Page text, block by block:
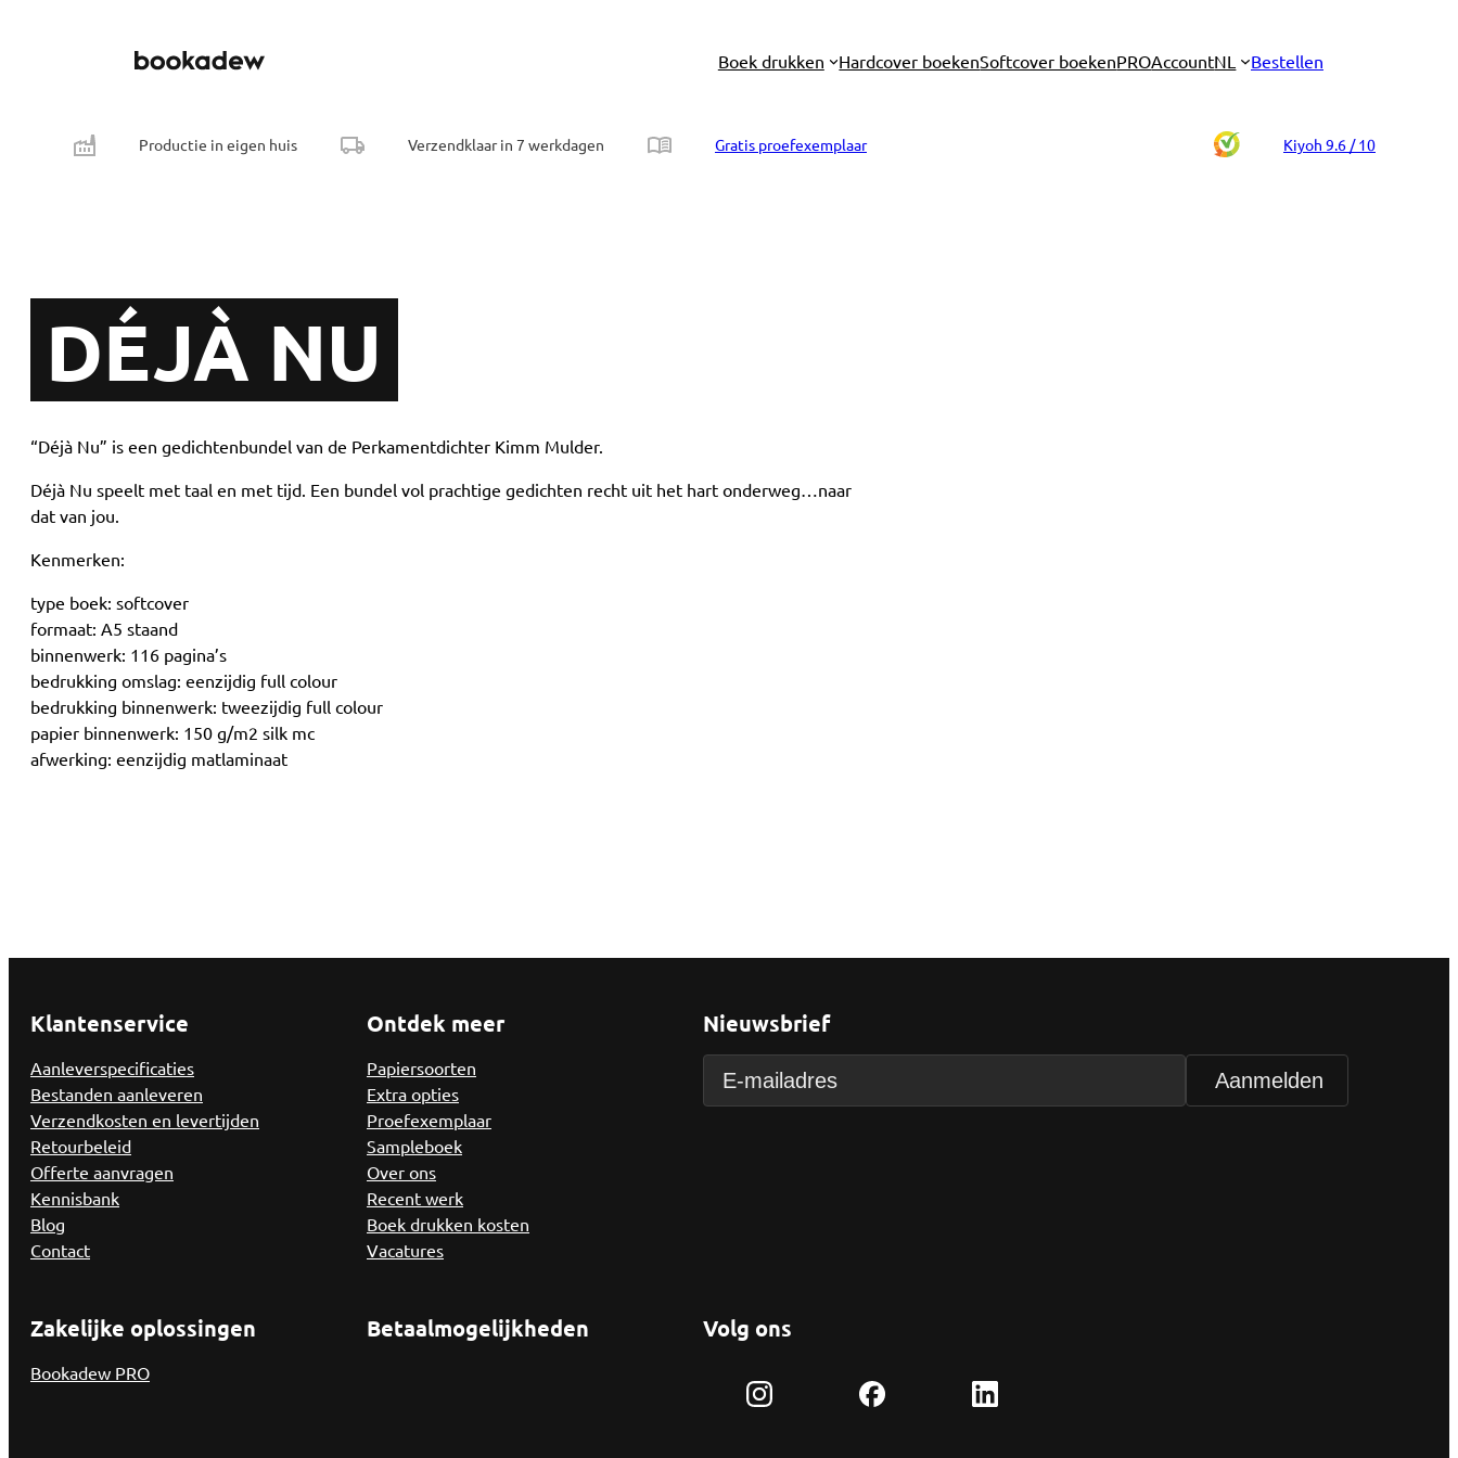
Boek drukken Hardcover boekenSoftcover boekenPROAccountNL Bestellen
Productie in eigen huis Verzendklaar in 7 werkdagen Gratis proefexemplaar Kiyoh 9.6 / 10
DÉJÀ NU
“Déjà Nu” is een gedichtenbundel van de Perkamentdichter Kimm Mulder.
Déjà Nu speelt met taal en met tijd. Een bundel vol prachtige gedichten recht uit het hart onderweg…naar
dat van jou.
Kenmerken:
type boek: softcover
formaat: A5 staand
binnenwerk: 116 pagina’s
bedrukking omslag: eenzijdig full colour
bedrukking binnenwerk: tweezijdig full colour
papier binnenwerk: 150 g/m2 silk mc
afwerking: eenzijdig matlaminaat
Klantenservice
Aanleverspecificaties
Bestanden aanleveren
Verzendkosten en levertijden
Retourbeleid
Offerte aanvragen
Kennisbank
Blog
Contact
Ontdek meer
Papiersoorten
Extra opties
Proefexemplaar
Sampleboek
Over ons
Recent werk
Boek drukken kosten
Vacatures
Nieuwsbrief
Zakelijke oplossingen
Bookadew PRO
Betaalmogelijkheden Volg ons